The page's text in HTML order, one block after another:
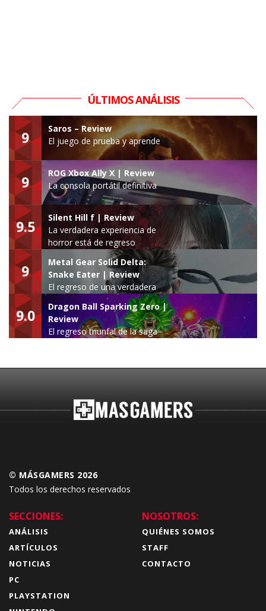
ÚLTIMOS ANÁLISIS
9
Saros – Review
El juego de prueba y aprende
9
ROG Xbox Ally X | Review
La consola portátil definitiva
9.5
Silent Hill f | Review
La verdadera experiencia de
horror está de regreso
9
Metal Gear Solid Delta:
Snake Eater | Review
El regreso de una verdadera
leyenda
9.0
Dragon Ball Sparking Zero |
Review
El regreso triunfal de la saga
© MÁSGAMERS 2026
Todos los derechos reservados
SECCIONES:
ANÁLISIS
ARTÍCULOS
NOTICIAS
PC
PLAYSTATION
NOSOTROS:
QUIÉNES SOMOS
STAFF
CONTACTO